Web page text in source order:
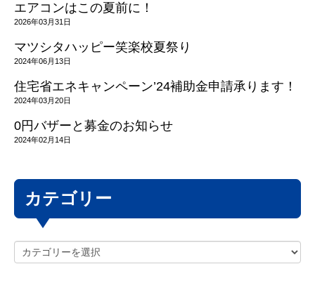
エアコンはこの夏前に！
2026年03月31日
マツシタハッピー笑楽校夏祭り
2024年06月13日
住宅省エネキャンペーン’24補助金申請承ります！
2024年03月20日
0円バザーと募金のお知らせ
2024年02月14日
カテゴリー